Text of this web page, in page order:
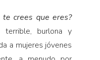
te crees que eres?
burlona y
a mujeres jóvenes